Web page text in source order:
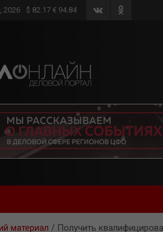
2026 $ 82.17 € 94.84
материал Получить